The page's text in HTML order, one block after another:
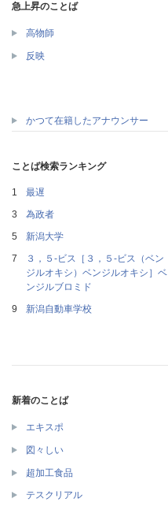
急上昇のことば
高物師
反映
かつて在籍したアナウンサー
ことば検索ランキング
最遅
為政者
新潟大学
３，５‐ビス［３，５‐ビス（ベン
ジルオキシ）ベンジルオキシ］ベ
ンジルブロミド
新潟自動車学校
新着のことば
エキスポ
図々しい
超加工食品
テスクリアル